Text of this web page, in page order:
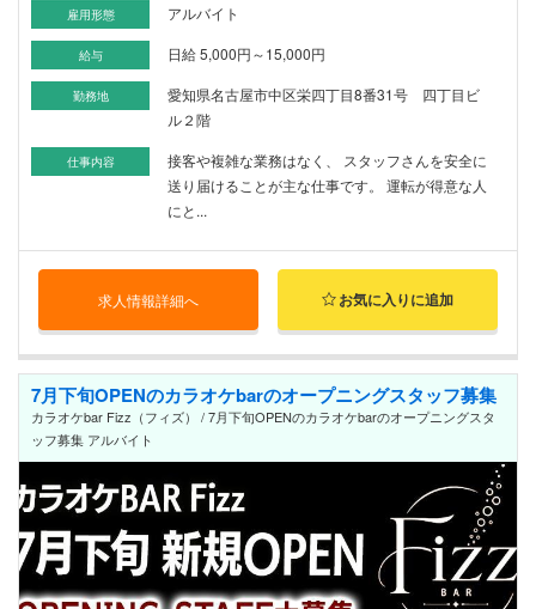
雇用形態 アルバイト
給与 日給 5,000円～15,000円
勤務地
愛知県名古屋市中区栄四丁目8番31号 四丁目ビ
ル２階
仕事内容
接客や複雑な業務はなく、 スタッフさんを安全に
送り届けることが主な仕事です。 運転が得意な人
にと...
求人情報詳細へ お気に入りに追加
7月下旬OPENのカラオケbarのオープニングスタッフ募集
カラオケbar Fizz（フィズ） / 7月下旬OPENのカラオケbarのオープニングスタ
ッフ募集 アルバイト